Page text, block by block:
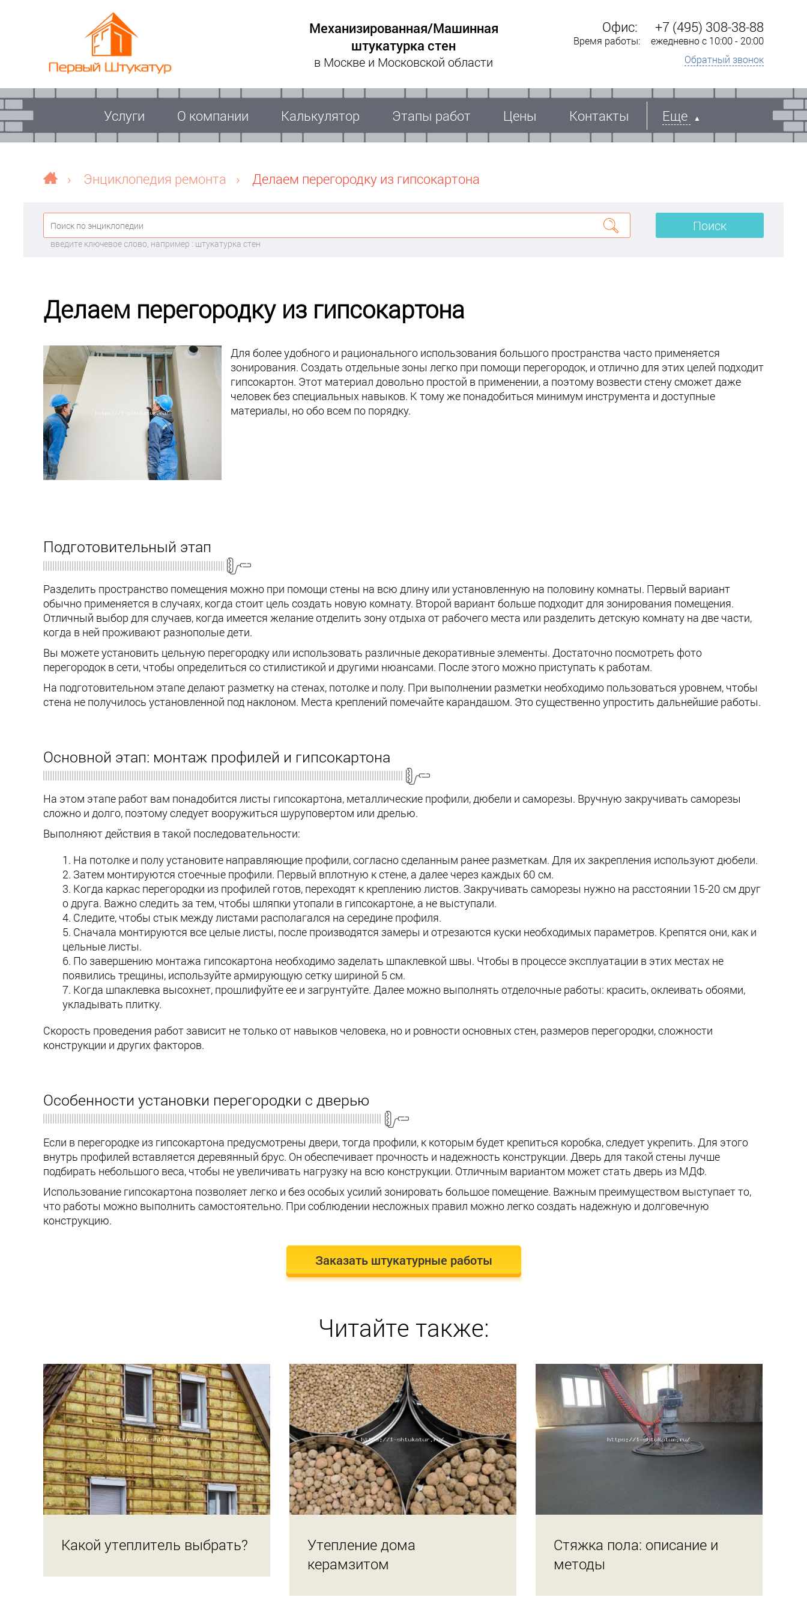
Механизированная/Машинная
штукатурка стен
в Москве и Московской области
Офис: +7 (495) 308-38-88
Время работы:
ежедневно с 10:00 - 20:00
Обратный звонок
Услуги О компании Калькулятор Этапы работ Цены Контакты Еще
› Энциклопедия ремонта › Делаем перегородку из гипсокартона
Поиск
введите ключевое слово, например : штукатурка стен
Делаем перегородку из гипсокартона
Для более удобного и рационального использования большого пространства часто применяется
зонирования. Создать отдельные зоны легко при помощи перегородок, и отлично для этих целей подходит
гипсокартон. Этот материал довольно простой в применении, а поэтому возвести стену сможет даже
человек без специальных навыков. К тому же понадобиться минимум инструмента и доступные
материалы, но обо всем по порядку.
Подготовительный этап
Разделить пространство помещения можно при помощи стены на всю длину или установленную на половину комнаты. Первый вариант
обычно применяется в случаях, когда стоит цель создать новую комнату. Второй вариант больше подходит для зонирования помещения.
Отличный выбор для случаев, когда имеется желание отделить зону отдыха от рабочего места или разделить детскую комнату на две части,
когда в ней проживают разнополые дети.
Вы можете установить цельную перегородку или использовать различные декоративные элементы. Достаточно посмотреть фото
перегородок в сети, чтобы определиться со стилистикой и другими нюансами. После этого можно приступать к работам.
На подготовительном этапе делают разметку на стенах, потолке и полу. При выполнении разметки необходимо пользоваться уровнем, чтобы
стена не получилось установленной под наклоном. Места креплений помечайте карандашом. Это существенно упростить дальнейшие работы.
Основной этап: монтаж профилей и гипсокартона
На этом этапе работ вам понадобится листы гипсокартона, металлические профили, дюбели и саморезы. Вручную закручивать саморезы
сложно и долго, поэтому следует вооружиться шуруповертом или дрелью.
Выполняют действия в такой последовательности:
На потолке и полу установите направляющие профили, согласно сделанным ранее разметкам. Для их закрепления используют дюбели.
Затем монтируются стоечные профили. Первый вплотную к стене, а далее через каждых 60 см.
Когда каркас перегородки из профилей готов, переходят к креплению листов. Закручивать саморезы нужно на расстоянии 15-20 см друг
о друга. Важно следить за тем, чтобы шляпки утопали в гипсокартоне, а не выступали.
Следите, чтобы стык между листами располагался на середине профиля.
Сначала монтируются все целые листы, после производятся замеры и отрезаются куски необходимых параметров. Крепятся они, как и
цельные листы.
По завершению монтажа гипсокартона необходимо заделать шпаклевкой швы. Чтобы в процессе эксплуатации в этих местах не
появились трещины, используйте армирующую сетку шириной 5 см.
Когда шпаклевка высохнет, прошлифуйте ее и загрунтуйте. Далее можно выполнять отделочные работы: красить, оклеивать обоями,
укладывать плитку.
Скорость проведения работ зависит не только от навыков человека, но и ровности основных стен, размеров перегородки, сложности
конструкции и других факторов.
Особенности установки перегородки с дверью
Если в перегородке из гипсокартона предусмотрены двери, тогда профили, к которым будет крепиться коробка, следует укрепить. Для этого
внутрь профилей вставляется деревянный брус. Он обеспечивает прочность и надежность конструкции. Дверь для такой стены лучше
подбирать небольшого веса, чтобы не увеличивать нагрузку на всю конструкции. Отличным вариантом может стать дверь из МДФ.
Использование гипсокартона позволяет легко и без особых усилий зонировать большое помещение. Важным преимуществом выступает то,
что работы можно выполнить самостоятельно. При соблюдении несложных правил можно легко создать надежную и долговечную
конструкцию.
Заказать штукатурные работы
Читайте также:
Какой утеплитель выбрать?
Утепление дома
керамзитом
Стяжка пола: описание и
методы